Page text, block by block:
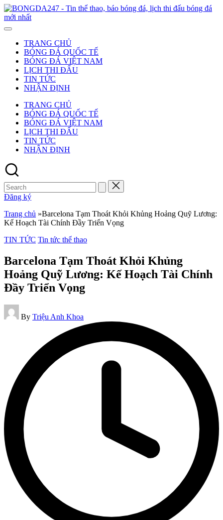
Skip
to
content
TRANG CHỦ
BÓNG ĐÁ QUỐC TẾ
BÓNG ĐÁ VIỆT NAM
LỊCH THI ĐẤU
TIN TỨC
NHẬN ĐỊNH
TRANG CHỦ
BÓNG ĐÁ QUỐC TẾ
BÓNG ĐÁ VIỆT NAM
LỊCH THI ĐẤU
TIN TỨC
NHẬN ĐỊNH
Search
for:
Đăng ký
Trang chủ »Barcelona Tạm Thoát Khỏi Khủng Hoảng Quỹ Lương:
Kế Hoạch Tài Chính Đầy Triển Vọng
Posted
TIN TỨC Tin tức thể thao
Barcelona Tạm Thoát Khỏi Khủng
Hoảng Quỹ Lương: Kế Hoạch Tài Chính
Đầy Triển Vọng
Posted
by
By Triệu Anh Khoa